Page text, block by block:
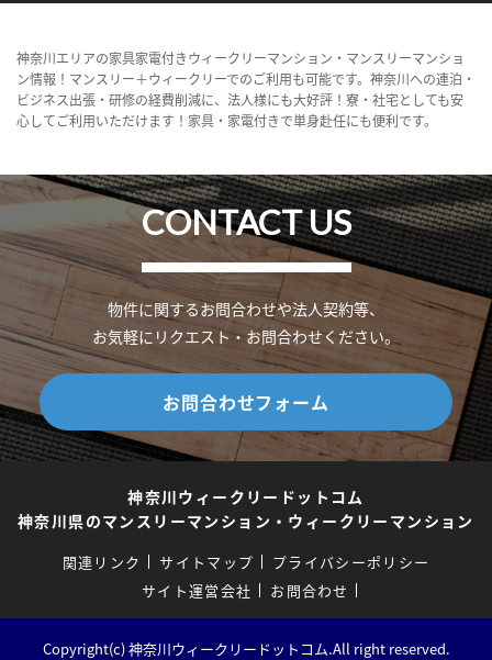
神奈川エリアの家具家電付きウィークリーマンション・マンスリーマンショ
ン情報！マンスリー＋ウィークリーでのご利用も可能です。神奈川への連泊・
ビジネス出張・研修の経費削減に、法人様にも大好評！寮・社宅としても安
心してご利用いただけます！家具・家電付きで単身赴任にも便利です。
CONTACT US
物件に関するお問合わせや法人契約等、
お気軽にリクエスト・お問合わせください。
お問合わせフォーム
神奈川ウィークリードットコム
神奈川県のマンスリーマンション・ウィークリーマンション
関連リンク サイトマップ
プライバシーポリシー
サイト運営会社
お問合わせ
Copyright(c) 神奈川ウィークリードットコム.All right reserved.